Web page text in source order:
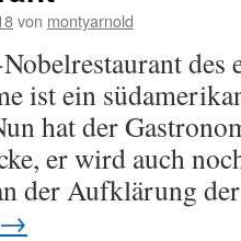
von montyarnold
des
ist ein
hat der
er wird auch
der Aufklärung
→